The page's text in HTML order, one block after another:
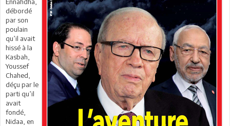
débordé
par son
poulain
qu’il avait
hissé à la
Kasbah,
Youssef
Chahed,
déçu par le
parti qu’il
avait
fondé,
Nidaa, en